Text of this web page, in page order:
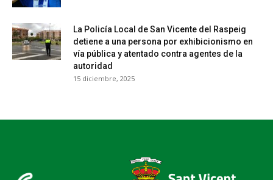
La Policía Local de San Vicente del Raspeig
detiene a una persona por exhibicionismo en
vía pública y atentado contra agentes de la
autoridad
15 diciembre, 2025